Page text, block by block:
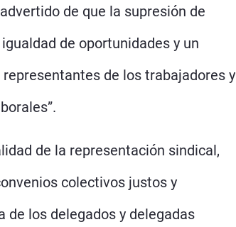
de que la supresión de
de oportunidades y un
de los trabajadores y
de la representación sindical,
colectivos justos y
de los delegados y delegadas